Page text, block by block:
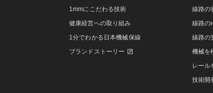
1mmにこだわる技術
健康経営への取り組み
1分でわかる日本機械保線
ブランドストーリー
線路の
線路の
線路の
機械を
レール
技術開